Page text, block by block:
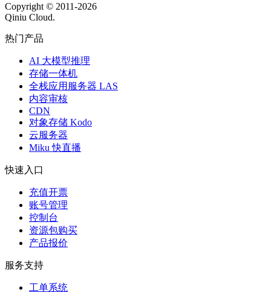
Copyright © 2011-2026
Qiniu Cloud.
热门产品
AI 大模型推理
存储一体机
全栈应用服务器 LAS
内容审核
CDN
对象存储 Kodo
云服务器
Miku 快直播
快速入口
充值开票
账号管理
控制台
资源包购买
产品报价
服务支持
工单系统